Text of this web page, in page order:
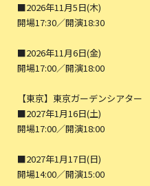
■2026年11月5日(木)
開場17:30／開演18:30
■2026年11月6日(金)
開場17:00／開演18:00
【東京】東京ガーデンシアター
■2027年1月16日(土)
開場17:00／開演18:00
■2027年1月17日(日)
開場14:00／開演15:00